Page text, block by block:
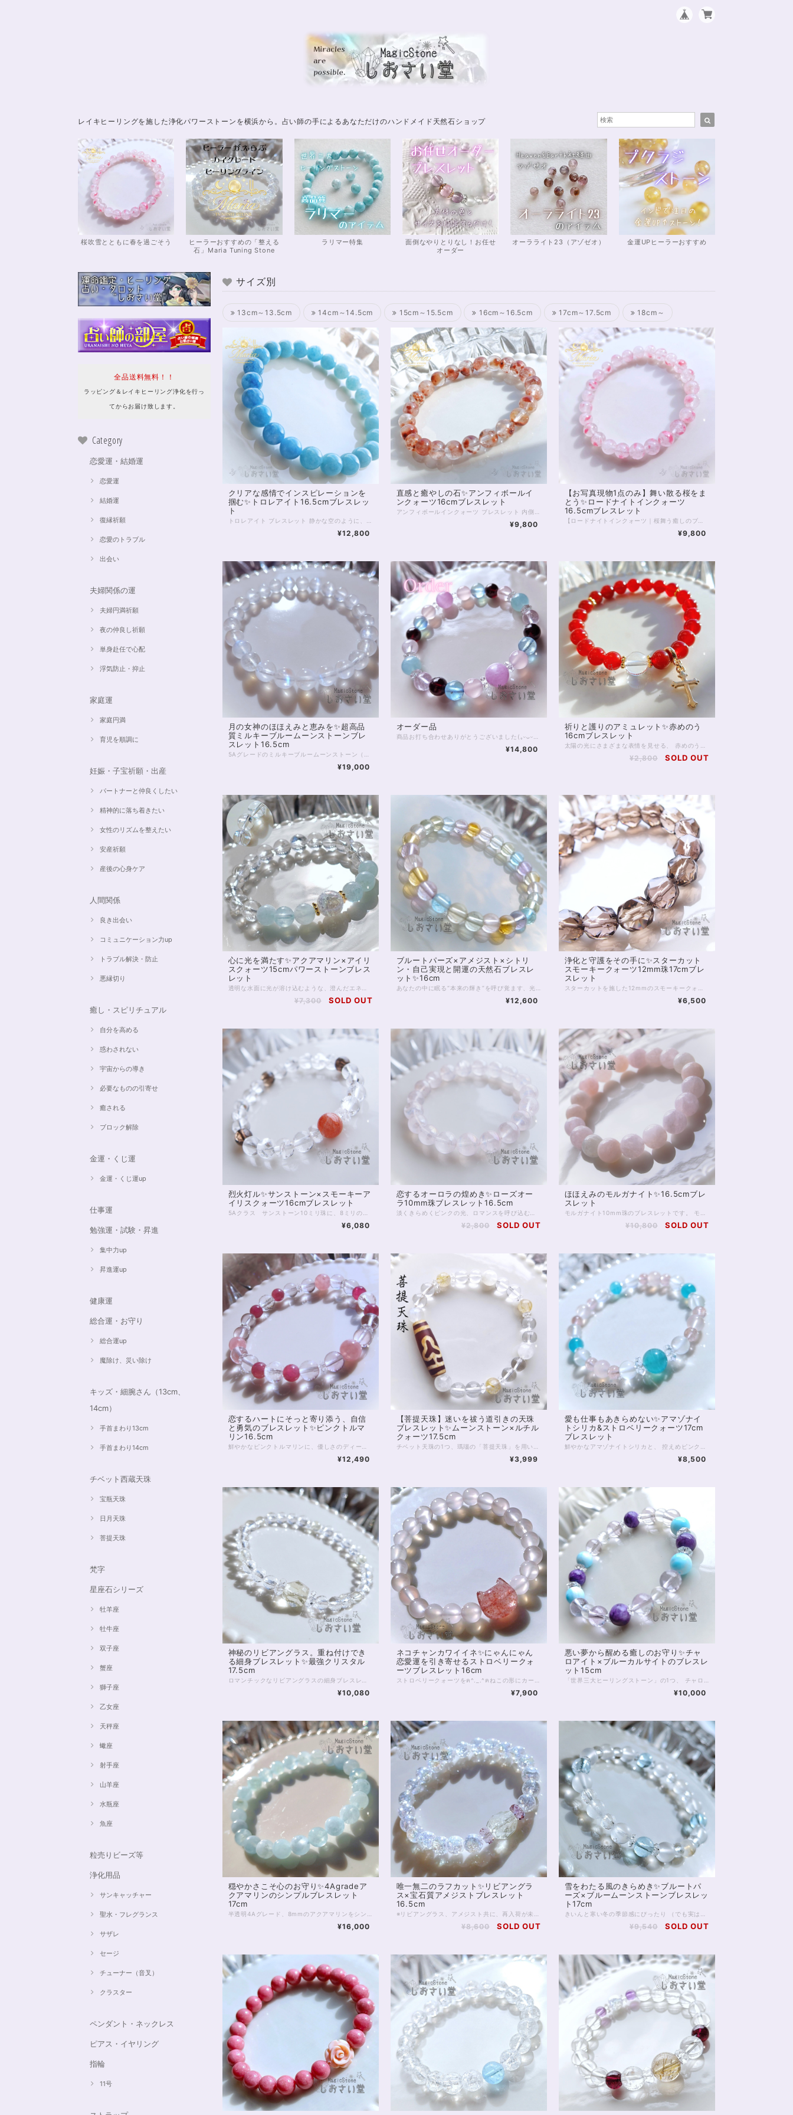
レイキヒーリングを施した浄化パワーストーンを横浜から。占い師の手によるあなただけのハンドメイド天然石ショップ
桜吹雪とともに春を過ごそう
ヒーラーおすすめの「整える
石」Maria Tuning Stone
ラリマー特集
面倒なやりとりなし！お任せ
オーダー
オーラライト23（アゾゼオ） 金運UPヒーラーおすすめ
全品送料無料！！
ラッピング＆レイキヒーリング浄化を行っ
てからお届け致します。
Category
恋愛運・結婚運
恋愛運
結婚運
復縁祈願
恋愛のトラブル
出会い
夫婦関係の運
夫婦円満祈願
夜の仲良し祈願
単身赴任で心配
浮気防止・抑止
家庭運
家庭円満
育児を順調に
妊娠・子宝祈願・出産
パートナーと仲良くしたい
精神的に落ち着きたい
女性のリズムを整えたい
安産祈願
産後の心身ケア
人間関係
良き出会い
コミュニケーション力up
トラブル解決・防止
悪縁切り
癒し・スピリチュアル
自分を高める
惑わされない
宇宙からの導き
必要なものの引寄せ
癒される
ブロック解除
金運・くじ運
金運・くじ運up
仕事運
勉強運・試験・昇進
集中力up
昇進運up
健康運
総合運・お守り
総合運up
魔除け、災い除け
キッズ・細腕さん（13cm、
14cm）
手首まわり13cm
手首まわり14cm
チベット西蔵天珠
宝瓶天珠
日月天珠
菩提天珠
梵字
星座石シリーズ
牡羊座
牡牛座
双子座
蟹座
獅子座
乙女座
天秤座
蠍座
射手座
山羊座
水瓶座
魚座
粒売りビーズ等
浄化用品
サンキャッチャー
聖水・フレグランス
サザレ
セージ
チューナー（音叉）
クラスター
ペンダント・ネックレス
ピアス・イヤリング
指輪
11号
サイズ別
13cm～13.5cm 14cm～14.5cm 15cm～15.5cm 16cm～16.5cm 17cm～17.5cm 18cm～
クリアな感情でインスピレーションを
掴む✨トロレアイト16.5cmブレスレッ
ト
¥12,800
直感と癒やしの石✨アンフィボールイ
ンクォーツ16cmブレスレット
¥9,800
【お写真現物1点のみ】舞い散る桜をま
とう✨ロードナイトインクォーツ
16.5cmブレスレット
¥9,800
月の女神のほほえみと恵みを✨超高品
質ミルキーブルームーンストーンブレ
スレット16.5cm
¥19,000
オーダー品
¥14,800
祈りと護りのアミュレット✨赤めのう
16cmブレスレット
¥2,800 SOLD OUT
心に光を満たす✨アクアマリン×アイリ
スクォーツ15cmパワーストーンブレス
レット
¥7,300 SOLD OUT
ブルートパーズ×アメジスト×シトリ
ン・自己実現と開運の天然石ブレスレ
ット✨16cm
¥12,600
浄化と守護をその手に✨スターカット
スモーキークォーツ12mm珠17cmブレ
スレット
¥6,500
烈火灯ル✨サンストーン×スモーキーア
イリスクォーツ16cmブレスレット
¥6,080
恋するオーロラの煌めき✨ローズオー
ラ10mm珠ブレスレット16.5cm
¥2,800 SOLD OUT
ほほえみのモルガナイト✨16.5cmブレ
スレット
¥10,800 SOLD OUT
恋するハートにそっと寄り添う、自信
と勇気のブレスレット✨ピンクトルマ
リン16.5cm
¥12,490
【菩提天珠】迷いを祓う道引きの天珠
ブレスレット✨ムーンストーン×ルチル
クォーツ17.5cm
¥3,999
愛も仕事もあきらめない✨アマゾナイ
トシリカ&ストロベリークォーツ17cm
ブレスレット
¥8,500
神秘のリビアングラス。重ね付けでき
る細身ブレスレット✨最強クリスタル
17.5cm
¥10,080
ネコチャンカワイイネ✨にゃんにゃん
恋愛運を引き寄せるストロベリークォ
ーツブレスレット16cm
¥7,900
悪い夢から醒める癒しのお守り✨チャ
ロアイト×ブルーカルサイトのブレスレ
ット15cm
¥10,000
穏やかさこそ心のお守り✨4Agradeア
クアマリンのシンプルブレスレット
17cm
¥16,000
唯一無二のラフカット✨リビアングラ
ス×宝石質アメジストブレスレット
16.5cm
¥8,600 SOLD OUT
雪をわたる風のきらめき✨ブルートパ
ーズ×ブルームーンストーンブレスレッ
ト17cm
¥9,540 SOLD OUT